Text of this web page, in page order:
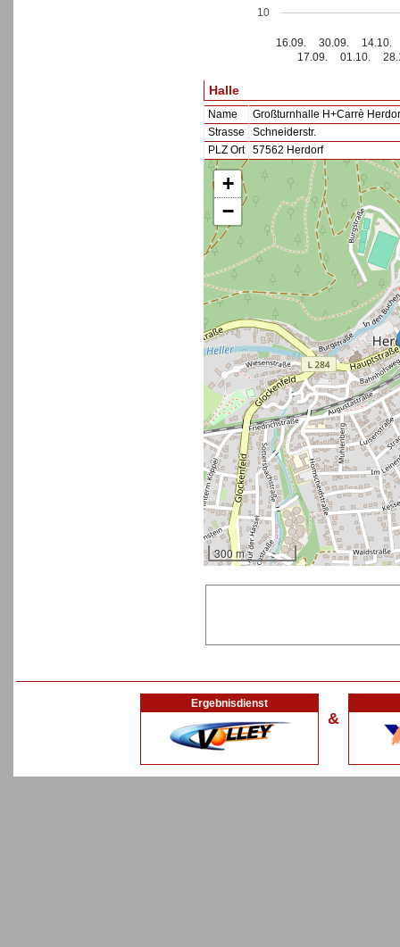
16.09.
17.09.
30.09.
01.10.
14.10.
10
Halle
Name
Großturnhalle H+Carrè
Strasse
Schneiderstr.
PLZ Ort
57562 Herdorf
+
−
300 m
Ergebnisdienst
&